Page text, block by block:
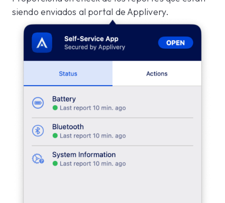
siendo enviados al portal de Applivery.